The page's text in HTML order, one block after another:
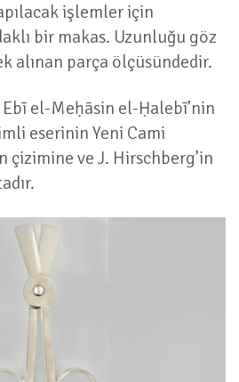
işlemler için
bir makas. Uzunluğu göz
alınan parça ölçüsündedir.
el-Meḥāsin el-Ḥalebī’nin
eserinin Yeni Cami
çizimine ve J. Hirschberg’in